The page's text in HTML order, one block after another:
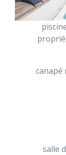
canapé
salle